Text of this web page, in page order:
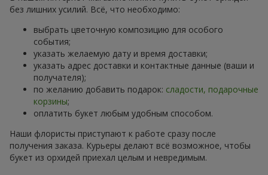
без лишних усилий. Всё, что необходимо:
выбрать цветочную композицию для особого
события;
указать желаемую дату и время доставки;
указать адрес доставки и контактные данные (ваши и
получателя);
по желанию добавить подарок: сладости, подарочные
корзины;
оплатить букет любым удобным способом.
Наши флористы приступают к работе сразу после
получения заказа. Курьеры делают всё возможное, чтобы
букет из орхидей приехал целым и невредимым.